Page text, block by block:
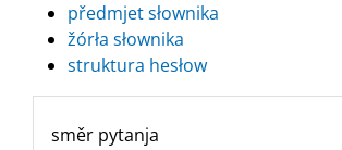
předmjet słownika
žórła słownika
struktura hesłow
směr pytanja